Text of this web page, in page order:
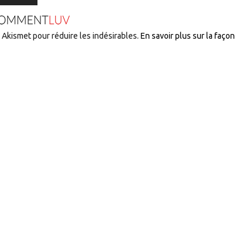
Akismet pour réduire les indésirables.En savoir plus sur la